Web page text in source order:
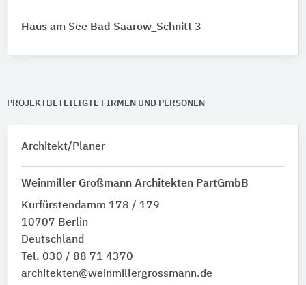
Haus am See Bad Saarow_Schnitt 3
PROJEKTBETEILIGTE FIRMEN UND PERSONEN
Architekt/Planer
Weinmiller Großmann Architekten PartGmbB
Kurfürstendamm 178 / 179
10707 Berlin
Deutschland
Tel. 030 / 88 71 4370
architekten@weinmillergrossmann.de